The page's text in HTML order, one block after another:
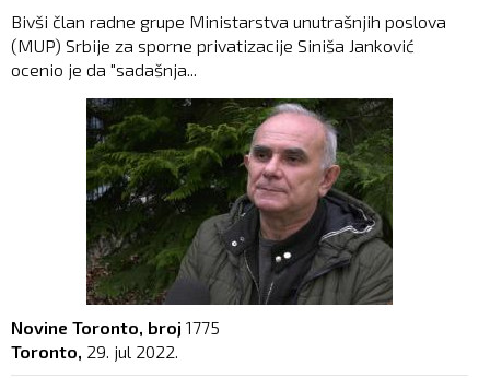
Bivši član radne grupe Ministarstva unutrašnjih poslova
(MUP) Srbije za sporne privatizacije Siniša Janković
ocenio je da "sadašnja...
Novine Toronto, broj 1775
Toronto, 29. jul 2022.